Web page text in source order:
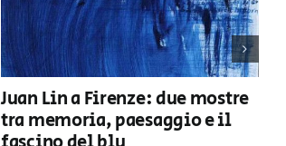
Juan Lin a Firenze: due mostre
tra memoria, paesaggio e il